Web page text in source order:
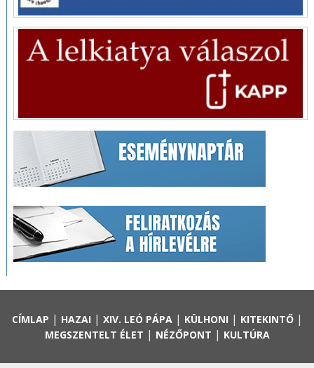
CÍMLAP | HAZAI | XIV. LEÓ PÁPA| KÜLHONI | KITEKINTŐ|
MEGSZENTELT ÉLET | NÉZŐPONT | KULTÚRA